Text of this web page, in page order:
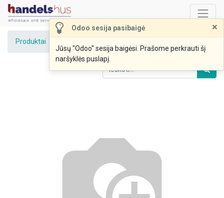
Odoo sesija pasibaigė ×
Jūsų "Odoo" sesija baigėsi. Prašome perkrauti šį
naršyklės puslapį.
Produktai